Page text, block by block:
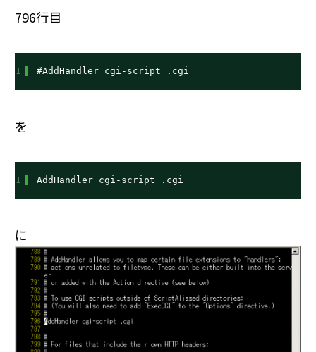
796行目
1 #AddHandler cgi-script .cgi
を
1 AddHandler cgi-script .cgi
に